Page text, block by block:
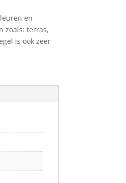
en
zoals: terras,
is ook zeer